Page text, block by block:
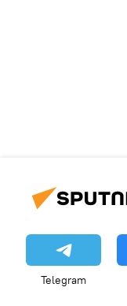
Telegram